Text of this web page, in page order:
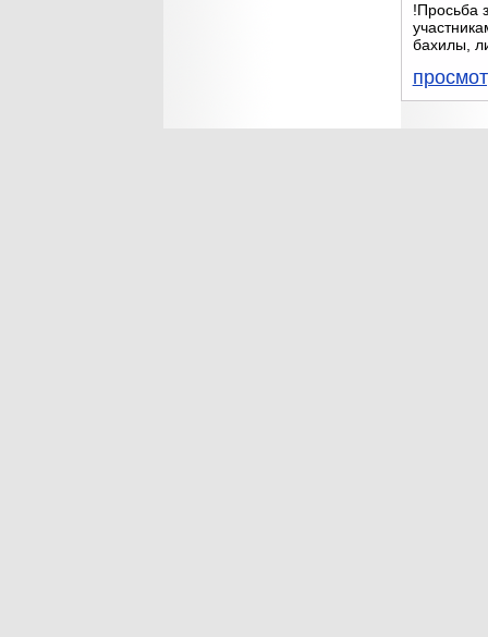
!Просьба
бахилы,